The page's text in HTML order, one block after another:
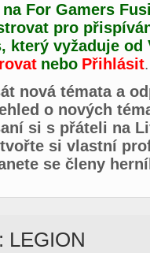
For Gamers
pro
který vyžaduje
nebo Přihlásit.
nová témata a
o nových
si s přáteli na
si vlastní
se členy
LEGION